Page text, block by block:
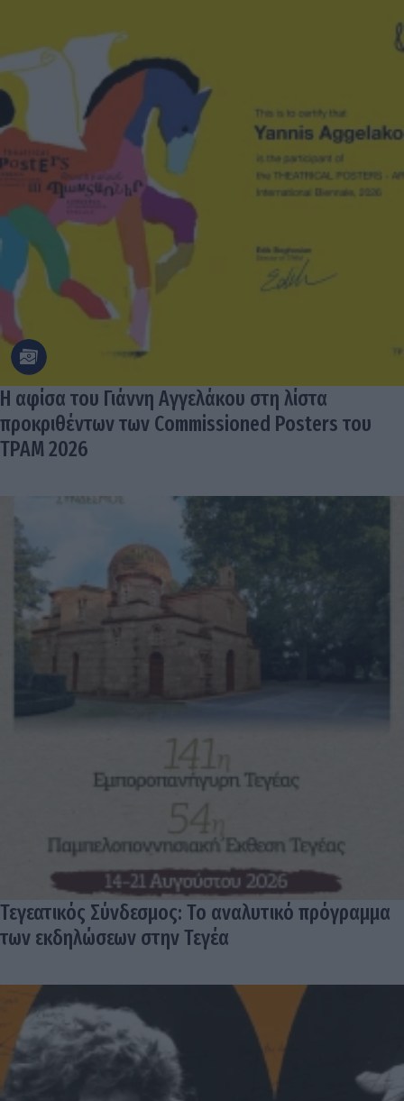
Η αφίσα του Γιάννη Αγγελάκου στη λίστα
προκριθέντων των Commissioned Posters του
TPAM 2026
Τεγεατικός Σύνδεσμος: Το αναλυτικό πρόγραμμα
των εκδηλώσεων στην Τεγέα